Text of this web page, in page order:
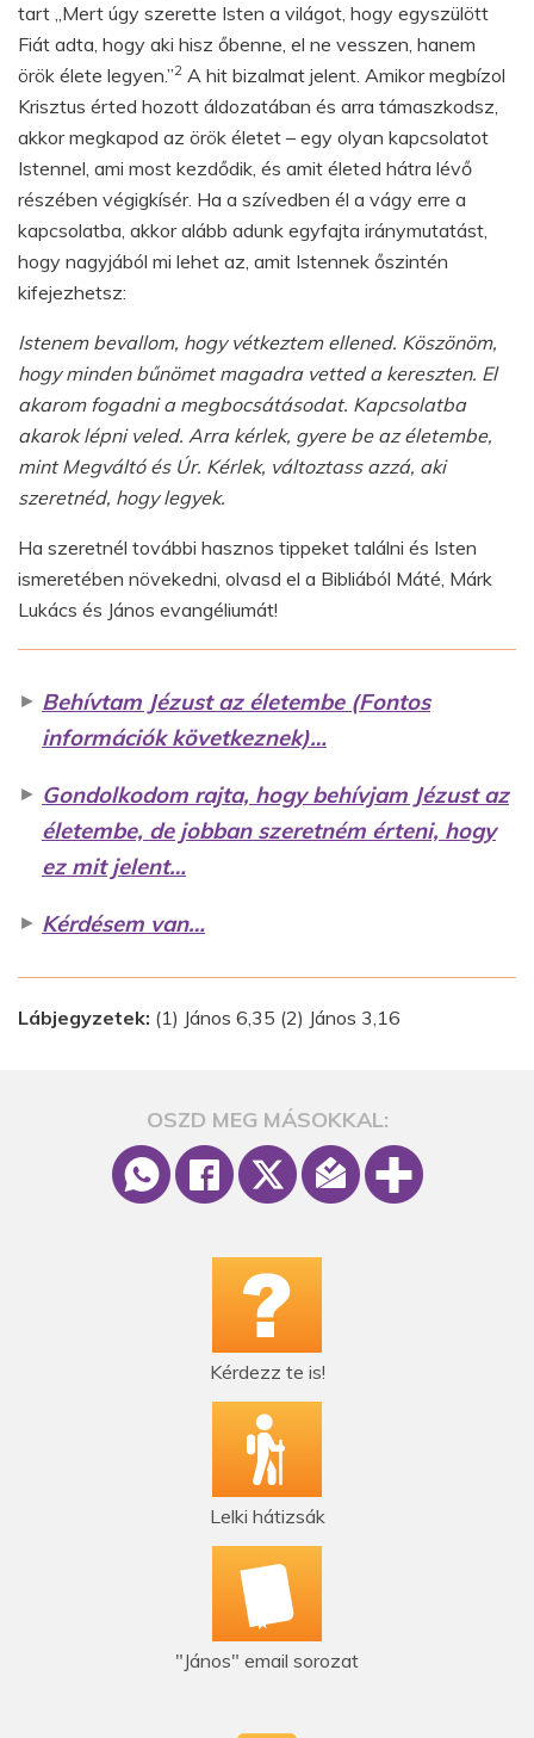
tart „Mert úgy szerette Isten a világot, hogy egyszülött
Fiát adta, hogy aki hisz őbenne, el ne vesszen, hanem
örök élete legyen.”2 A hit bizalmat jelent. Amikor megbízol
Krisztus érted hozott áldozatában és arra támaszkodsz,
akkor megkapod az örök életet – egy olyan kapcsolatot
Istennel, ami most kezdődik, és amit életed hátra lévő
részében végigkísér. Ha a szívedben él a vágy erre a
kapcsolatba, akkor alább adunk egyfajta iránymutatást,
hogy nagyjából mi lehet az, amit Istennek őszintén
kifejezhetsz:
Istenem bevallom, hogy vétkeztem ellened. Köszönöm,
hogy minden bűnömet magadra vetted a kereszten. El
akarom fogadni a megbocsátásodat. Kapcsolatba
akarok lépni veled. Arra kérlek, gyere be az életembe,
mint Megváltó és Úr. Kérlek, változtass azzá, aki
szeretnéd, hogy legyek.
Ha szeretnél további hasznos tippeket találni és Isten
ismeretében növekedni, olvasd el a Bibliából Máté, Márk
Lukács és János evangéliumát!
► Behívtam Jézust az életembe (Fontos
információk következnek)…
► Gondolkodom rajta, hogy behívjam Jézust az
életembe, de jobban szeretném érteni, hogy
ez mit jelent…
► Kérdésem van…
Lábjegyzetek: (1) János 6,35 (2) János 3,16
OSZD MEG MÁSOKKAL:
Kérdezz te is!
Lelki hátizsák
"János" email sorozat